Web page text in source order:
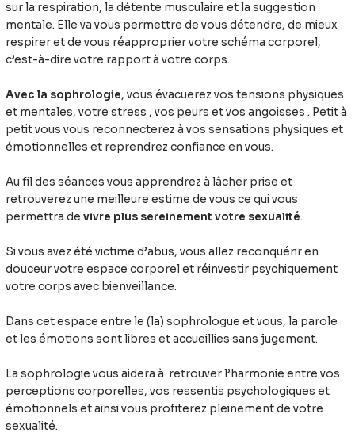
sur la respiration, la détente musculaire et la suggestion
mentale. Elle va vous permettre de vous détendre, de mieux
respirer et de vous réapproprier votre schéma corporel,
c’est-à-dire votre rapport à votre corps.
Avec la sophrologie, vous évacuerez vos tensions physiques
et mentales, votre stress , vos peurs et vos angoisses . Petit à
petit vous vous reconnecterez à vos sensations physiques et
émotionnelles et reprendrez confiance en vous.
Au fil des séances vous apprendrez à lâcher prise et
retrouverez une meilleure estime de vous ce qui vous
permettra devivre plus sereinement votre sexualité.
Si vous avez été victime d’abus, vous allez reconquérir en
douceur votre espace corporel et réinvestir psychiquement
votre corps avec bienveillance.
Dans cet espace entre le (la) sophrologue et vous, la parole
et les émotions sont libres et accueillies sans jugement.
La sophrologie vous aidera à retrouver l’harmonie entre vos
perceptions corporelles, vos ressentis psychologiques et
émotionnels et ainsi vous profiterez pleinement de votre
sexualité.